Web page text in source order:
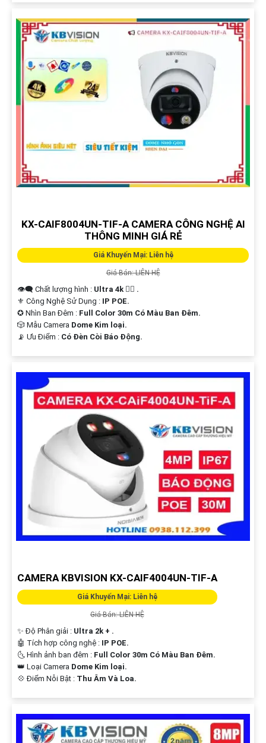
KX-CAIF8004UN-TIF-A CAMERA CÔNG NGHỆ AI
THÔNG MINH GIÁ RẺ
Giá Khuyến Mại: Liên hệ
Giá Bán: LIÊN HỆ
👁️‍🗨 Chất lượng hình : Ultra 4k 👍🏾 .
⚜️ Công Nghệ Sử Dụng : IP POE.
✪ Nhìn Ban Đêm : Full Color 30m Có Màu Ban Ðêm.
🎲 Mẫu Camera Dome Kim loại.
️📡 Ưu Điểm : Có Ðèn Còi Báo Động.
CAMERA KBVISION KX-CAIF4004UN-TIF-A
Giá Khuyến Mại: Liên hệ
Giá Bán: LIÊN HỆ
✨ Độ Phân giải : Ultra 2k + .
🤖️ Tích hợp công nghệ : IP POE.
🌜 Hình ảnh ban đêm : Full Color 30m Có Màu Ban Ðêm.
👑 Loại Camera Dome Kim loại.
️💠 Điểm Nỗi Bật : Thu Âm Và Loa.